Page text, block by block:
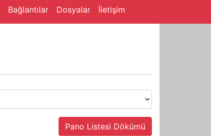
Bağlantılar Dosyalar İletişim
Pano Listesi Dökümü